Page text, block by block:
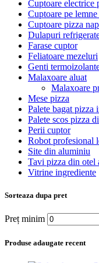
Cuptoare electrice
Cuptoare pe
Cuptoare pizza
Dulapuri
Farase cuptor
Feliatoare mezeluri
Genti
Malaxoare aluat
Malaxoare
Mese pizza
Palete bagat pizza
Palete scos pizza
Perii cuptor
Robot profesional
Site din aluminiu
Tavi pizza din otel
Vitrine ingrediente
Sorteaza dupa pret
Preț minim
Produse adaugate recent